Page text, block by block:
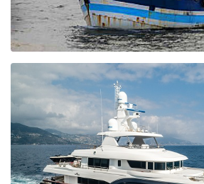
PESCA
FURUNO contribuisce al miglioramento
il mondo con lo sviluppo di un'ampia
per uso professionale (sonar, indicatori